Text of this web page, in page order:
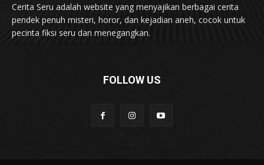
Cerita Seru adalah website yang menyajikan berbagai cerita
pendek penuh misteri, horor, dan kejadian aneh, cocok untuk
pecinta fiksi seru dan menegangkan.
FOLLOW US